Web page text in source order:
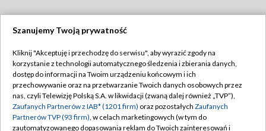
TVP
Abonament TVP
Emisja w TVP
Centrum informacji TVP
Regulamin TVP
Polityka prywatności
Moje zgody
Szanujemy Twoją prywatność
Kliknij "Akceptuję i przechodzę do serwisu", aby wyrazić zgody na
korzystanie z technologii automatycznego śledzenia i zbierania danych,
dostęp do informacji na Twoim urządzeniu końcowym i ich
przechowywanie oraz na przetwarzanie Twoich danych osobowych przez
nas, czyli Telewizję Polską S.A. w likwidacji (zwaną dalej również „TVP”),
Zaufanych Partnerów z IAB* (1201 firm) oraz pozostałych Zaufanych
Partnerów TVP (93 firm), w celach marketingowych (w tym do
zautomatyzowanego dopasowania reklam do Twoich zainteresowań i